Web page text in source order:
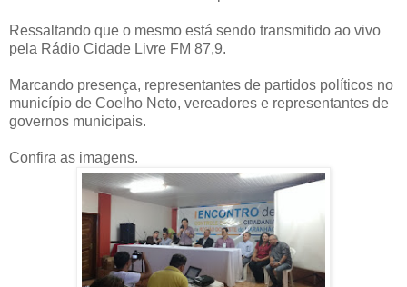
Ressaltando que o mesmo está sendo transmitido ao vivo
pela Rádio Cidade Livre FM 87,9.
Marcando presença, representantes de partidos políticos no
município de Coelho Neto, vereadores e representantes de
governos municipais.
Confira as imagens.